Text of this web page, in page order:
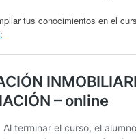
tus conocimientos en el
: